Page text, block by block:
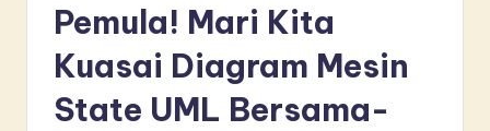
in
A
Pemula! Mari Kita
Kuasai Diagram Mesin
State UML Bersama-